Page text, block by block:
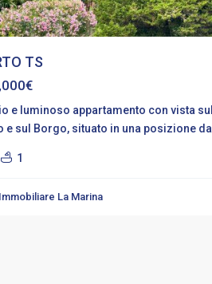
TS
e luminoso appartamento con vista sul
e sul Borgo, situato in una posizione da
1
Immobiliare La Marina